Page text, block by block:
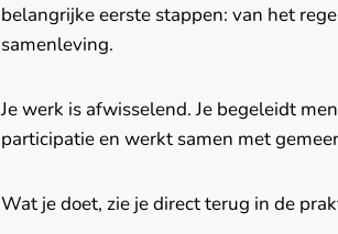
belangrijke eerste stappen: van het
samenleving.
Je werk is afwisselend. Je begeleidt
participatie en werkt samen met
Wat je doet, zie je direct terug in de